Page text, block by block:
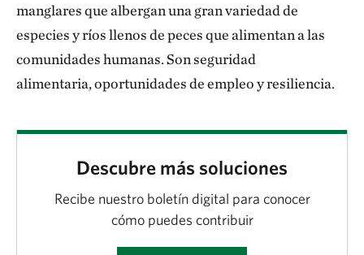
manglares que albergan una gran variedad de
especies y ríos llenos de peces que alimentan a las
comunidades humanas. Son seguridad
alimentaria, oportunidades de empleo y resiliencia.
Descubre más soluciones
Recibe nuestro boletín digital para conocer
cómo puedes contribuir